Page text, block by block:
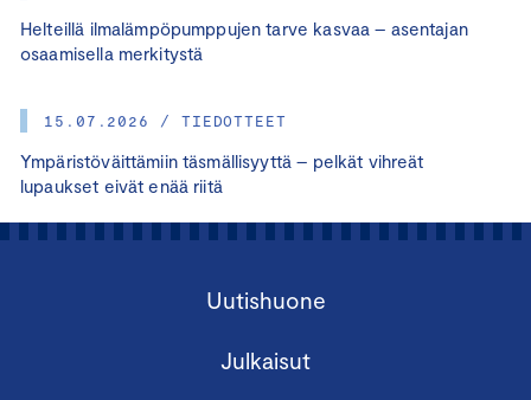
Helteillä ilmalämpöpumppujen tarve kasvaa – asentajan
osaamisella merkitystä
15.07.2026 / TIEDOTTEET
Ympäristöväittämiin täsmällisyyttä – pelkät vihreät
lupaukset eivät enää riitä
Uutishuone
Julkaisut